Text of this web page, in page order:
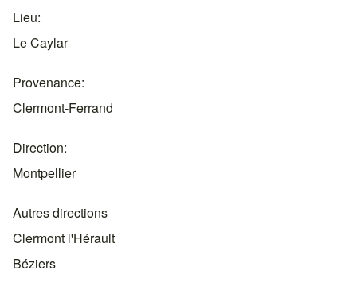
Lieu
Le Caylar
Provenance
Clermont-Ferrand
Direction
Montpellier
Autres directions
Clermont l'Hérault
Béziers